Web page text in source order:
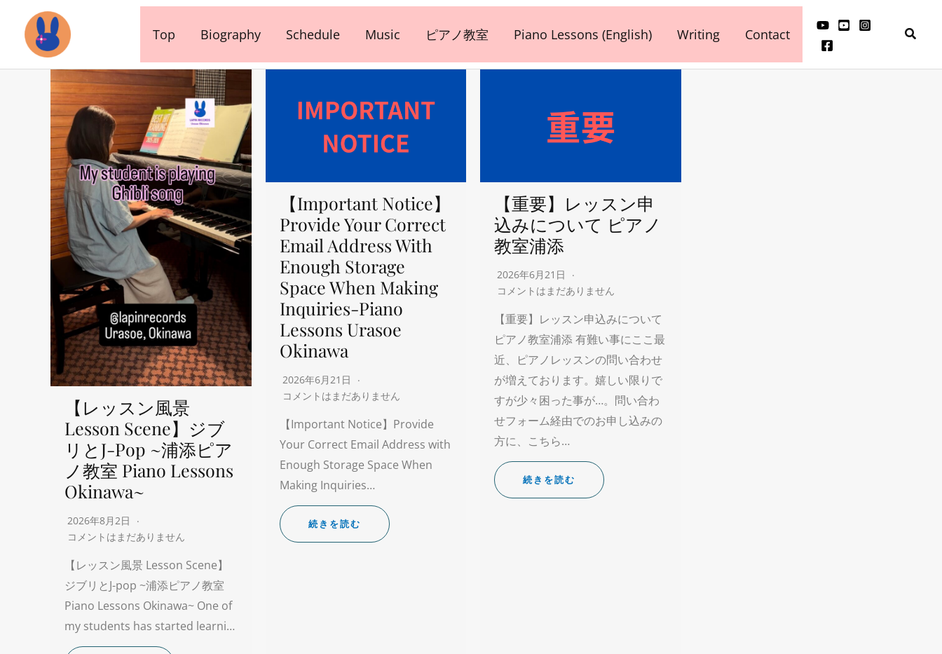
ス
Top Biography Schedule Music ピアノ教室 Piano Lessons (English) Writing Contact
検
【レッスン風景
Lesson Scene】ジブ
リとJ-Pop ~浦添ピア
ノ教室 Piano Lessons
Okinawa~
2026年8月2日
コメントはまだありません
【レッスン風景 Lesson Scene】
ジブリとJ-pop ~浦添ピアノ教室
Piano Lessons Okinawa~ One of
my students has started learni…
【Important Notice】
Provide Your Correct
Email Address With
Enough Storage
Space When Making
Inquiries-Piano
Lessons Urasoe
Okinawa
2026年6月21日
コメントはまだありません
【Important Notice】Provide
Your Correct Email Address with
Enough Storage Space When
Making Inquiries…
続きを読む
【重要】レッスン申
込みについて ピアノ
教室浦添
2026年6月21日
コメントはまだありません
【重要】レッスン申込みについて
ピアノ教室浦添 有難い事にここ最
近、ピアノレッスンの問い合わせ
が増えております。嬉しい限りで
すが少々困った事が…。問い合わ
せフォーム経由でのお申し込みの
方に、こちら…
続きを読む